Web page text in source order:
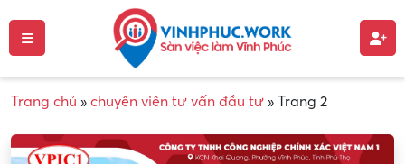
Trang chủ » chuyên viên tư vấn đầu tư » Trang 2